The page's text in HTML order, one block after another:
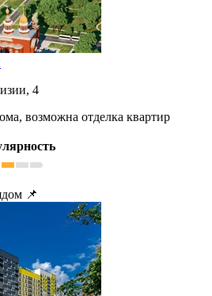
4
возможна отделка квартир
📌